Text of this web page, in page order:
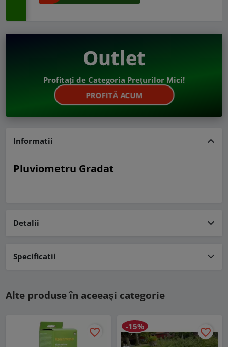
Outlet
Profitați de Categoria Prețurilor Mici!
PROFITĂ ACUM
Informatii
Pluviometru Gradat
Detalii
Specificatii
Alte produse în aceeași categorie
favorite_border favorite_border
-15%